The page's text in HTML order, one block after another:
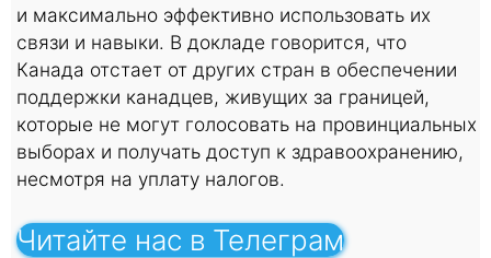
и максимально эффективно использовать их
связи и навыки. В докладе говорится, что
Канада отстает от других стран в обеспечении
поддержки канадцев, живущих за границей,
которые не могут голосовать на провинциальных
выборах и получать доступ к здравоохранению,
несмотря на уплату налогов.
Читайте нас в Телеграм